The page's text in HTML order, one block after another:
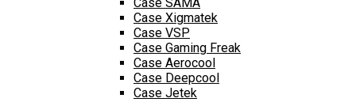
Case SAMA
Case Xigmatek
Case VSP
Case Gaming Freak
Case Aerocool
Case Deepcool
Case Jetek